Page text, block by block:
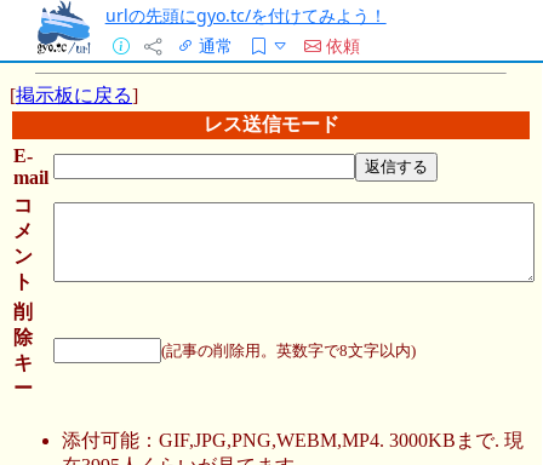
urlの先頭にgyo.tc/を付けてみよう！
通常
依頼